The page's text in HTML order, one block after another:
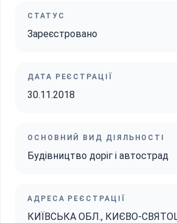
СТАТУС
Зареєстровано
ДАТА РЕЄСТРАЦІЇ
30.11.2018
ОСНОВНИЙ ВИД ДІЯЛЬНОСТІ
Будівництво доріг і автострад
АДРЕСА РЕЄСТРАЦІЇ
КИЇВСЬКА ОБЛ., КИЄВО-